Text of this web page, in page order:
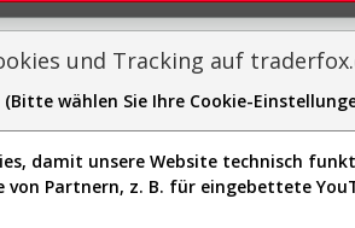
Sector-Spider Easy-Scan
nur für Premium-
und Tracking auf
(Bitte wählen Sie Ihre Cookie-
damit unsere Website technisch
von Partnern, z. B. für eingebettete